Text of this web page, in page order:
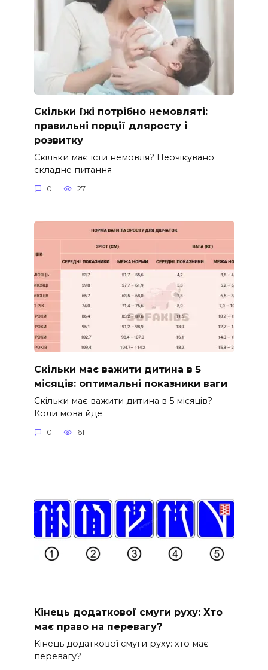
Скільки їжі потрібно немовляті:
правильні порції дляросту і
розвитку
Скільки має їсти немовля? Неочікувано
складне питання
0 27
Скільки має важити дитина в 5
місяців: оптимальні показники ваги
Скільки має важити дитина в 5 місяців?
Коли мова йде
0 61
Кінець додаткової смуги руху: Хто
має право на перевагу?
Кінець додаткової смуги руху: хто має
перевагу?